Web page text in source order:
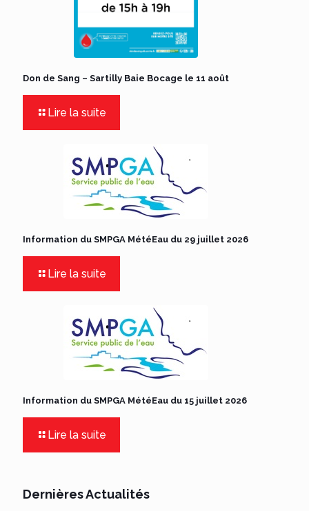
Don de Sang – Sartilly Baie Bocage le 11 août
Lire la suite
Information du SMPGA MétéEau du 29 juillet 2026
Lire la suite
Information du SMPGA MétéEau du 15 juillet 2026
Lire la suite
Dernières Actualités